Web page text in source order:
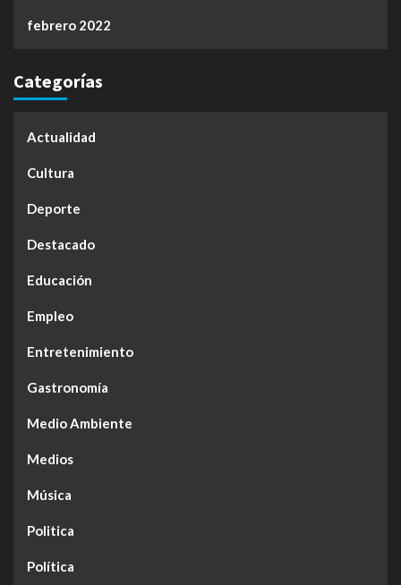
febrero 2022
Categorías
Actualidad
Cultura
Deporte
Destacado
Educación
Empleo
Entretenimiento
Gastronomía
Medio Ambiente
Medios
Música
Politica
Política